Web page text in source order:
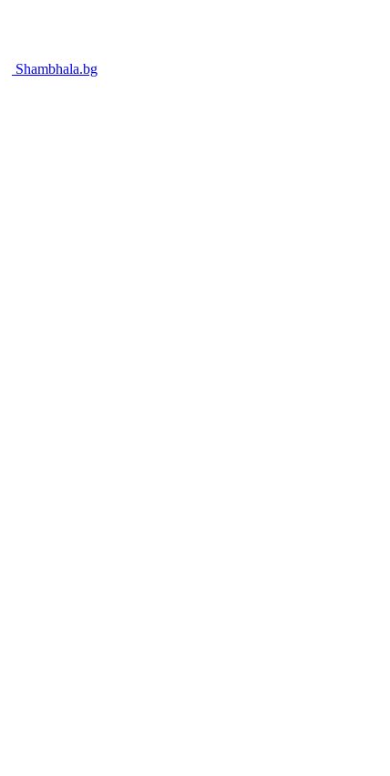
Shambhala.bg